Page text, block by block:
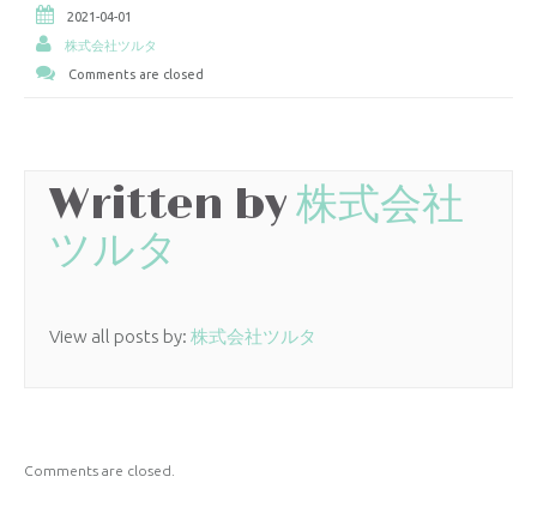
2021-04-01
株式会社ツルタ
Comments are closed
Written by株式会社
ツルタ
View all posts by: 株式会社ツルタ
Comments are closed.